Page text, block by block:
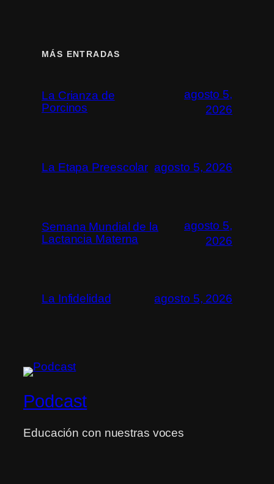
MÁS ENTRADAS
La Crianza de
Porcinos
agosto 5,
2026
La Etapa Preescolar agosto 5, 2026
Semana Mundial de la
Lactancia Materna
agosto 5,
2026
La Infidelidad agosto 5, 2026
Podcast
Educación con nuestras voces